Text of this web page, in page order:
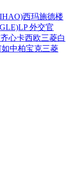
西玛施德楼
LP 外交官
齐心卡西欧三菱白
中柏宝克三菱